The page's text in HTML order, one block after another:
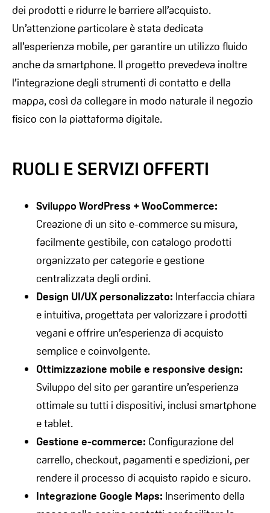
dei prodotti e ridurre le barriere all’acquisto.
Un’attenzione particolare è stata dedicata
all’esperienza mobile, per garantire un utilizzo fluido
anche da smartphone. Il progetto prevedeva inoltre
l’integrazione degli strumenti di contatto e della
mappa, così da collegare in modo naturale il negozio
fisico con la piattaforma digitale.
RUOLI E SERVIZI OFFERTI
Sviluppo WordPress + WooCommerce:
Creazione di un sito e-commerce su misura,
facilmente gestibile, con catalogo prodotti
organizzato per categorie e gestione
centralizzata degli ordini.
Design UI/UX personalizzato: Interfaccia chiara
e intuitiva, progettata per valorizzare i prodotti
vegani e offrire un’esperienza di acquisto
semplice e coinvolgente.
Ottimizzazione mobile e responsive design:
Sviluppo del sito per garantire un’esperienza
ottimale su tutti i dispositivi, inclusi smartphone
e tablet.
Gestione e-commerce: Configurazione del
carrello, checkout, pagamenti e spedizioni, per
rendere il processo di acquisto rapido e sicuro.
Integrazione Google Maps: Inserimento della